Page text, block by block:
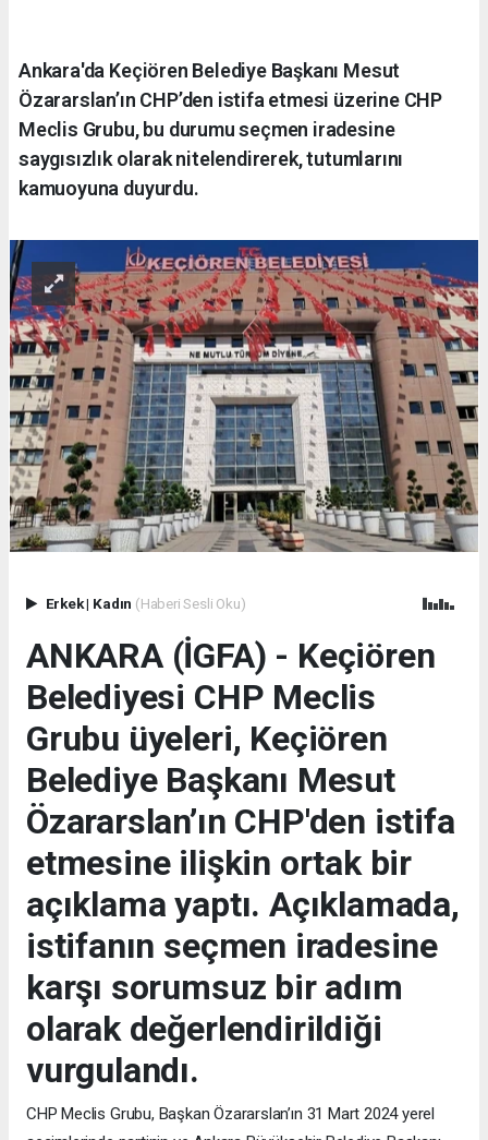
Ankara'da Keçiören Belediye Başkanı Mesut
Özararslan’ın CHP’den istifa etmesi üzerine CHP
Meclis Grubu, bu durumu seçmen iradesine
saygısızlık olarak nitelendirerek, tutumlarını
kamuoyuna duyurdu.
Erkek| Kadın (Haberi Sesli Oku)
ANKARA (İGFA) - Keçiören
Belediyesi CHP Meclis
Grubu üyeleri, Keçiören
Belediye Başkanı Mesut
Özararslan’ın CHP'den istifa
etmesine ilişkin ortak bir
açıklama yaptı. Açıklamada,
istifanın seçmen iradesine
karşı sorumsuz bir adım
olarak değerlendirildiği
vurgulandı.
CHP Meclis Grubu, Başkan Özararslan’ın 31 Mart 2024 yerel